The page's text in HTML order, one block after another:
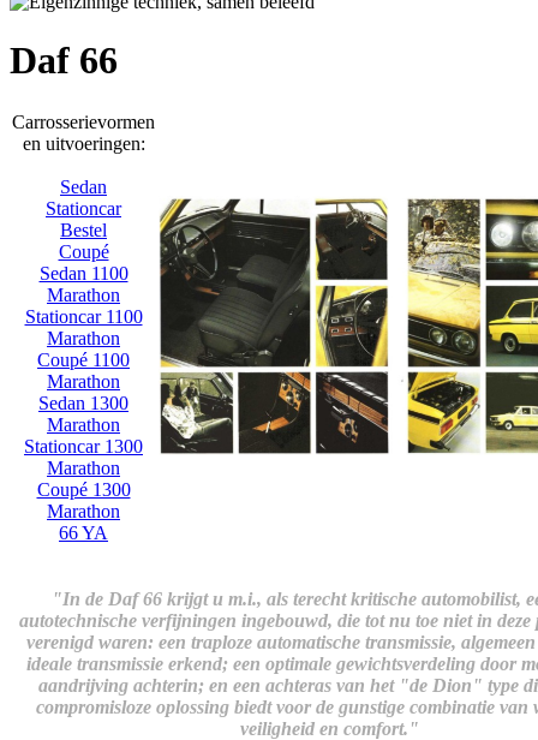
Daf 66
Carrosserievormen
en uitvoeringen:
Sedan
Stationcar
Bestel
Coupé
Sedan 1100
Marathon
Stationcar 1100
Marathon
Coupé 1100
Marathon
Sedan 1300
Marathon
Stationcar 1300
Marathon
Coupé 1300
Marathon
66 YA
"In de Daf 66 krijgt u m.i., als terecht kritische automobilist,
autotechnische verfijningen ingebouwd, die tot nu toe niet in deze
verenigd waren: een traploze automatische transmissie, algemeen
ideale transmissie erkend; een optimale gewichtsverdeling door
aandrijving achterin; en een achteras van het "de Dion" type
compromisloze oplossing biedt voor de gunstige combinatie van
veiligheid en comfort."